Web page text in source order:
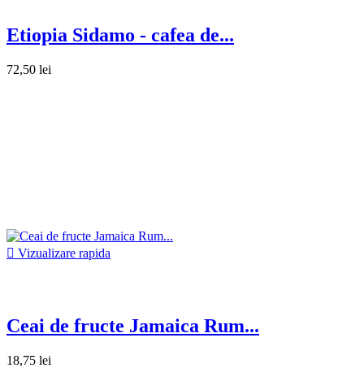
Etiopia Sidamo - cafea de...
72,50 lei
 Vizualizare rapida
Ceai de fructe Jamaica Rum...
18,75 lei